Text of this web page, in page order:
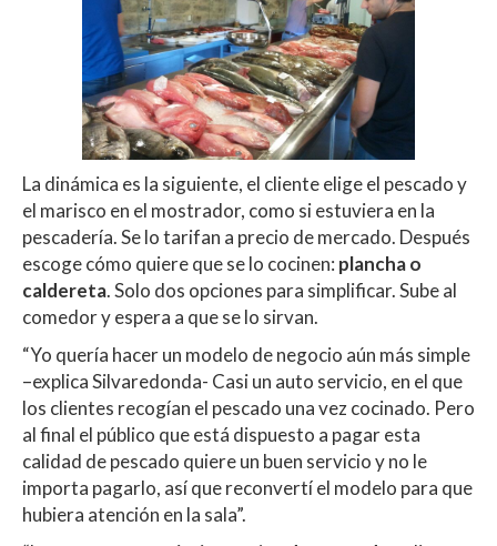
La dinámica es la siguiente, el cliente elige el pescado y
el marisco en el mostrador, como si estuviera en la
pescadería. Se lo tarifan a precio de mercado. Después
escoge cómo quiere que se lo cocinen: plancha o
caldereta. Solo dos opciones para simplificar. Sube al
comedor y espera a que se lo sirvan.
“Yo quería hacer un modelo de negocio aún más simple
–explica Silvaredonda- Casi un auto servicio, en el que
los clientes recogían el pescado una vez cocinado. Pero
al final el público que está dispuesto a pagar esta
calidad de pescado quiere un buen servicio y no le
importa pagarlo, así que reconvertí el modelo para que
hubiera atención en la sala”.